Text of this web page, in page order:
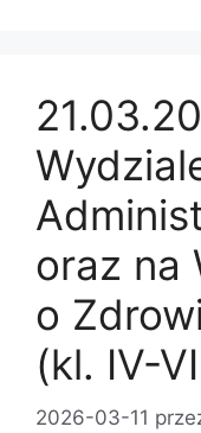
oraz na
o
(kl. IV-
2026-03-11